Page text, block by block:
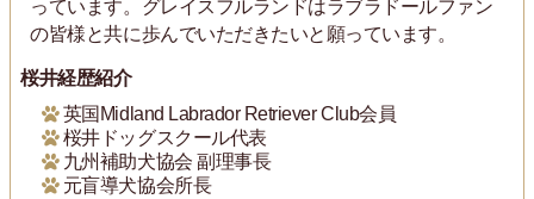
っています。グレイスフルランドはラブラドールファン
の皆様と共に歩んでいただきたいと願っています。
桜井経歴紹介
英国Midland Labrador Retriever Club会員
桜井ドッグスクール代表
九州補助犬協会 副理事長
元盲導犬協会所長